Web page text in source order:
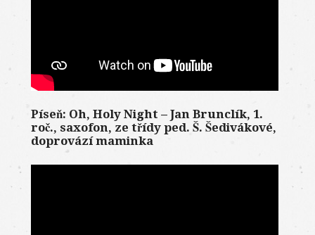
Píseň: Oh, Holy Night – Jan Brunclík, 1.
roč., saxofon, ze třídy ped. Š. Šedivákové,
doprovází maminka